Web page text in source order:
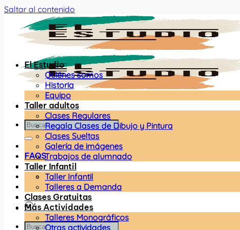
Saltar al contenido
FAQS
El Estudio
Quiénes somos
Historia
Equipo
Taller adultos
Clases Regulares
Regala Clases de Dibujo y Pintura
Clases Sueltas
Galería de imágenes
Trabajos de alumnado
Taller Infantil
Taller Infantil
Talleres a Demanda
Clases Gratuitas
Más Actividades
Talleres Monográficos
Otras actividades